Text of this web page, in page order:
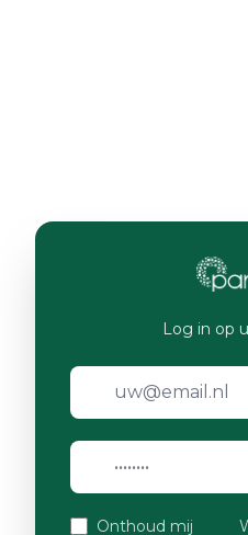
Log in op
Onthoud mij